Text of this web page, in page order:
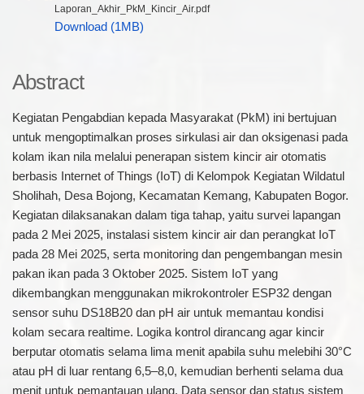
Laporan_Akhir_PkM_Kincir_Air.pdf
Download (1MB)
Abstract
Kegiatan Pengabdian kepada Masyarakat (PkM) ini bertujuan
untuk mengoptimalkan proses sirkulasi air dan oksigenasi pada
kolam ikan nila melalui penerapan sistem kincir air otomatis
berbasis Internet of Things (IoT) di Kelompok Kegiatan Wildatul
Sholihah, Desa Bojong, Kecamatan Kemang, Kabupaten Bogor.
Kegiatan dilaksanakan dalam tiga tahap, yaitu survei lapangan
pada 2 Mei 2025, instalasi sistem kincir air dan perangkat IoT
pada 28 Mei 2025, serta monitoring dan pengembangan mesin
pakan ikan pada 3 Oktober 2025. Sistem IoT yang
dikembangkan menggunakan mikrokontroler ESP32 dengan
sensor suhu DS18B20 dan pH air untuk memantau kondisi
kolam secara realtime. Logika kontrol dirancang agar kincir
berputar otomatis selama lima menit apabila suhu melebihi 30°C
atau pH di luar rentang 6,5–8,0, kemudian berhenti selama dua
menit untuk pemantauan ulang. Data sensor dan status sistem